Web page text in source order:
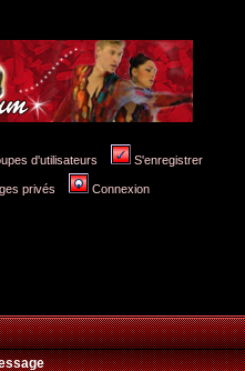
d'utilisateurs S'enregistrer
privés Connexion